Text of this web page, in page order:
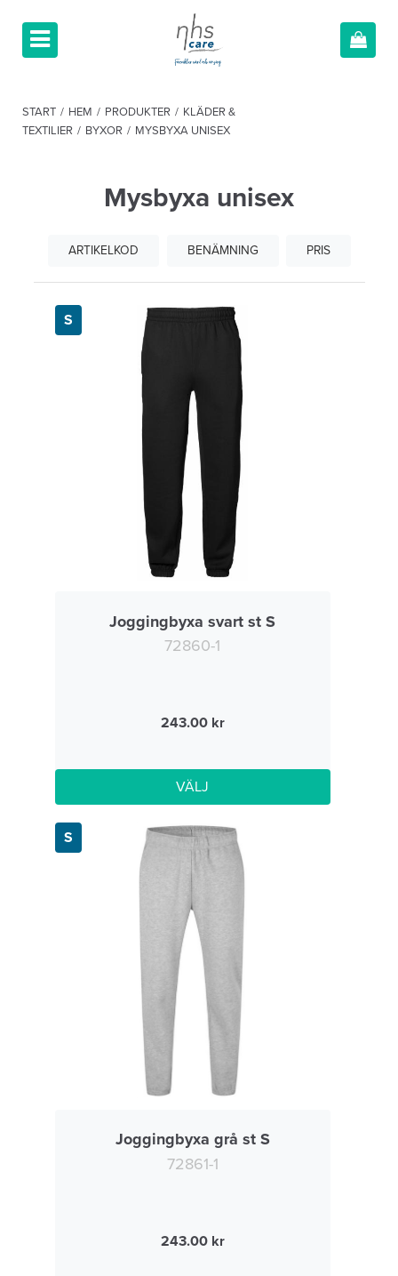
START / HEM / PRODUKTER / KLÄDER &
TEXTILIER / BYXOR / MYSBYXA UNISEX
Mysbyxa unisex
ARTIKELKOD BENÄMNING PRIS
S
Joggingbyxa svart st S
72860-1
243.00
VÄLJ
S
Joggingbyxa grå st S
72861-1
243.00